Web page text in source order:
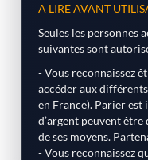
A LIRE AVANT
Seules les personnes
suivantes sont
- Vous reconnaissez
accéder aux
en France). Parier
d’argent peuvent
de ses moyens.
- Vous reconnaissez